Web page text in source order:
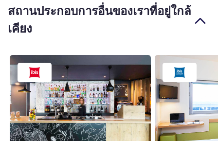
สถานประกอบการอื่นของเราที่อยู่ใกล้
เคียง